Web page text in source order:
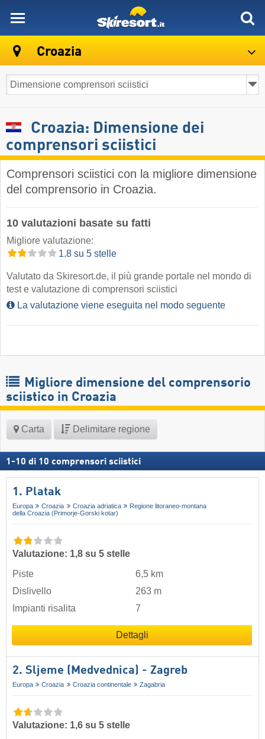
Croazia
Croazia: Dimensione dei
comprensori sciistici
Comprensori sciistici con la migliore dimensione
del comprensorio in Croazia.
10 valutazioni basate su fatti
Migliore valutazione:
1.8 su 5 stelle
Valutato da Skiresort.de, il più grande portale nel mondo di
test e valutazione di comprensori sciistici
La valutazione viene eseguita nel modo seguente
Migliore dimensione del comprensorio
sciistico in Croazia
Carta Delimitare regione
1 -10 di 10 comprensori sciistici
1. Platak
Europa Croazia Croazia adriatica
Regione litoraneo-montana
della Croazia (Primorje-Gorski kotar)
Valutazione: 1,8 su 5 stelle
Piste
6,5 km
Dislivello
263 m
Impianti risalita
7
Dettagli
2. Sljeme (Medvednica) - Zagreb
Europa Croazia Croazia continentale Zagabria
Valutazione: 1,6 su 5 stelle